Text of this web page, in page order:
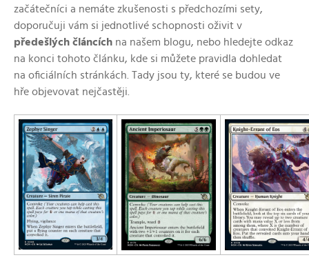
začátečníci a nemáte zkušenosti s předchozími sety,
doporučuji vám si jednotlivé schopnosti oživit v
předešlých článcích na našem blogu, nebo hledejte odkaz
na konci tohoto článku, kde si můžete pravidla dohledat
na oficiálních stránkách. Tady jsou ty, které se budou ve
hře objevovat nejčastěji.